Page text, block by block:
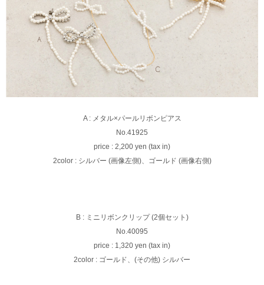
A : メタル×パールリボンピアス
No.41925
price : 2,200 yen (tax in)
2color : シルバー (画像左側)、ゴールド (画像右側)
B : ミニリボンクリップ (2個セット)
No.40095
price : 1,320 yen (tax in)
2color : ゴールド、(その他) シルバー